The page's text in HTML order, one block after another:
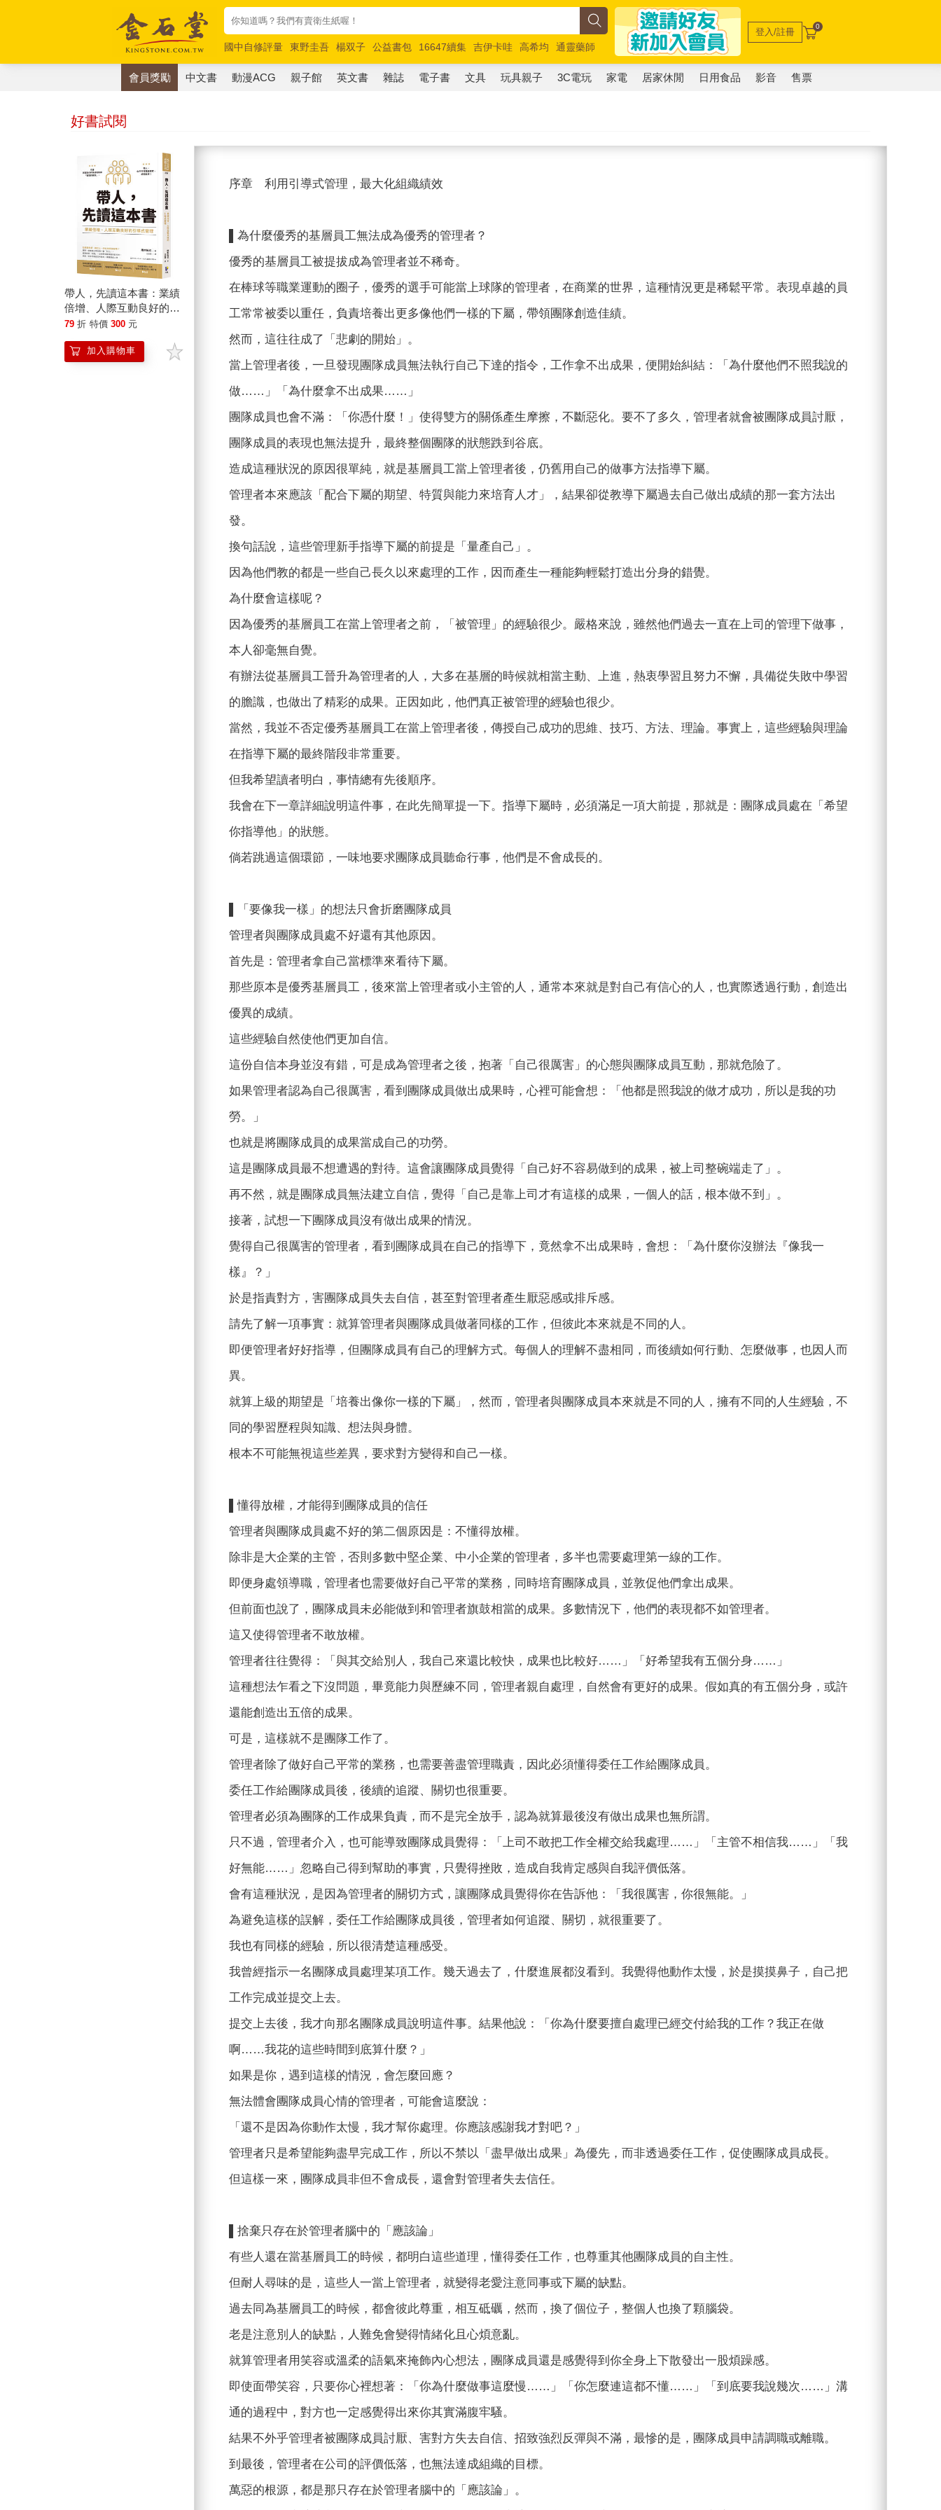
國中自修評量 東野圭吾 楊双子 公益書包 16647續集 吉伊卡哇 高希均
通靈藥師
唯紅花綻放
奧德賽 路邊攤新作 馬斯克 玩具總動員5 超慢跑
登入/註冊 0
會員獎勵 中文書 動漫ACG 親子館 英文書 雜誌 電子書 文具 玩具親子 3C電玩 家電 居家休閒 日用食品 影音 售票
好書試閱
帶人，先讀這本書：業績
倍增、人際互動良好的引
導式管理
79 折 特價 300 元
加入購物車
序章 利用引導式管理，最大化組織績效
▌為什麼優秀的基層員工無法成為優秀的管理者？
優秀的基層員工被提拔成為管理者並不稀奇。
在棒球等職業運動的圈子，優秀的選手可能當上球隊的管理者，在商業的世界，這種情況更是稀鬆平常。表現卓越的員
工常常被委以重任，負責培養出更多像他們一樣的下屬，帶領團隊創造佳績。
然而，這往往成了「悲劇的開始」。
當上管理者後，一旦發現團隊成員無法執行自己下達的指令，工作拿不出成果，便開始糾結：「為什麼他們不照我說的
做……」「為什麼拿不出成果……」
團隊成員也會不滿：「你憑什麼！」使得雙方的關係產生摩擦，不斷惡化。要不了多久，管理者就會被團隊成員討厭，
團隊成員的表現也無法提升，最終整個團隊的狀態跌到谷底。
造成這種狀況的原因很單純，就是基層員工當上管理者後，仍舊用自己的做事方法指導下屬。
管理者本來應該「配合下屬的期望、特質與能力來培育人才」，結果卻從教導下屬過去自己做出成績的那一套方法出
發。
換句話說，這些管理新手指導下屬的前提是「量產自己」。
因為他們教的都是一些自己長久以來處理的工作，因而產生一種能夠輕鬆打造出分身的錯覺。
為什麼會這樣呢？
因為優秀的基層員工在當上管理者之前，「被管理」的經驗很少。嚴格來說，雖然他們過去一直在上司的管理下做事，
本人卻毫無自覺。
有辦法從基層員工晉升為管理者的人，大多在基層的時候就相當主動、上進，熱衷學習且努力不懈，具備從失敗中學習
的膽識，也做出了精彩的成果。正因如此，他們真正被管理的經驗也很少。
當然，我並不否定優秀基層員工在當上管理者後，傳授自己成功的思維、技巧、方法、理論。事實上，這些經驗與理論
在指導下屬的最終階段非常重要。
但我希望讀者明白，事情總有先後順序。
我會在下一章詳細說明這件事，在此先簡單提一下。指導下屬時，必須滿足一項大前提，那就是：團隊成員處在「希望
你指導他」的狀態。
倘若跳過這個環節，一味地要求團隊成員聽命行事，他們是不會成長的。
▌「要像我一樣」的想法只會折磨團隊成員
管理者與團隊成員處不好還有其他原因。
首先是：管理者拿自己當標準來看待下屬。
那些原本是優秀基層員工，後來當上管理者或小主管的人，通常本來就是對自己有信心的人，也實際透過行動，創造出
優異的成績。
這些經驗自然使他們更加自信。
這份自信本身並沒有錯，可是成為管理者之後，抱著「自己很厲害」的心態與團隊成員互動，那就危險了。
如果管理者認為自己很厲害，看到團隊成員做出成果時，心裡可能會想：「他都是照我說的做才成功，所以是我的功
勞。」
也就是將團隊成員的成果當成自己的功勞。
這是團隊成員最不想遭遇的對待。這會讓團隊成員覺得「自己好不容易做到的成果，被上司整碗端走了」。
再不然，就是團隊成員無法建立自信，覺得「自己是靠上司才有這樣的成果，一個人的話，根本做不到」。
接著，試想一下團隊成員沒有做出成果的情況。
覺得自己很厲害的管理者，看到團隊成員在自己的指導下，竟然拿不出成果時，會想：「為什麼你沒辦法『像我一
樣』？」
於是指責對方，害團隊成員失去自信，甚至對管理者產生厭惡感或排斥感。
請先了解一項事實：就算管理者與團隊成員做著同樣的工作，但彼此本來就是不同的人。
即便管理者好好指導，但團隊成員有自己的理解方式。每個人的理解不盡相同，而後續如何行動、怎麼做事，也因人而
異。
就算上級的期望是「培養出像你一樣的下屬」，然而，管理者與團隊成員本來就是不同的人，擁有不同的人生經驗，不
同的學習歷程與知識、想法與身體。
根本不可能無視這些差異，要求對方變得和自己一樣。
▌懂得放權，才能得到團隊成員的信任
管理者與團隊成員處不好的第二個原因是：不懂得放權。
除非是大企業的主管，否則多數中堅企業、中小企業的管理者，多半也需要處理第一線的工作。
即便身處領導職，管理者也需要做好自己平常的業務，同時培育團隊成員，並敦促他們拿出成果。
但前面也說了，團隊成員未必能做到和管理者旗鼓相當的成果。多數情況下，他們的表現都不如管理者。
這又使得管理者不敢放權。
管理者往往覺得：「與其交給別人，我自己來還比較快，成果也比較好……」「好希望我有五個分身……」
這種想法乍看之下沒問題，畢竟能力與歷練不同，管理者親自處理，自然會有更好的成果。假如真的有五個分身，或許
還能創造出五倍的成果。
可是，這樣就不是團隊工作了。
管理者除了做好自己平常的業務，也需要善盡管理職責，因此必須懂得委任工作給團隊成員。
委任工作給團隊成員後，後續的追蹤、關切也很重要。
管理者必須為團隊的工作成果負責，而不是完全放手，認為就算最後沒有做出成果也無所謂。
只不過，管理者介入，也可能導致團隊成員覺得：「上司不敢把工作全權交給我處理……」「主管不相信我……」「我
好無能……」忽略自己得到幫助的事實，只覺得挫敗，造成自我肯定感與自我評價低落。
會有這種狀況，是因為管理者的關切方式，讓團隊成員覺得你在告訴他：「我很厲害，你很無能。」
為避免這樣的誤解，委任工作給團隊成員後，管理者如何追蹤、關切，就很重要了。
我也有同樣的經驗，所以很清楚這種感受。
我曾經指示一名團隊成員處理某項工作。幾天過去了，什麼進展都沒看到。我覺得他動作太慢，於是摸摸鼻子，自己把
工作完成並提交上去。
提交上去後，我才向那名團隊成員說明這件事。結果他說：「你為什麼要擅自處理已經交付給我的工作？我正在做
啊……我花的這些時間到底算什麼？」
如果是你，遇到這樣的情況，會怎麼回應？
無法體會團隊成員心情的管理者，可能會這麼說：
「還不是因為你動作太慢，我才幫你處理。你應該感謝我才對吧？」
管理者只是希望能夠盡早完成工作，所以不禁以「盡早做出成果」為優先，而非透過委任工作，促使團隊成員成長。
但這樣一來，團隊成員非但不會成長，還會對管理者失去信任。
▌捨棄只存在於管理者腦中的「應該論」
有些人還在當基層員工的時候，都明白這些道理，懂得委任工作，也尊重其他團隊成員的自主性。
但耐人尋味的是，這些人一當上管理者，就變得老愛注意同事或下屬的缺點。
過去同為基層員工的時候，都會彼此尊重，相互砥礪，然而，換了個位子，整個人也換了顆腦袋。
老是注意別人的缺點，人難免會變得情緒化且心煩意亂。
就算管理者用笑容或溫柔的語氣來掩飾內心想法，團隊成員還是感覺得到你全身上下散發出一股煩躁感。
即使面帶笑容，只要你心裡想著：「你為什麼做事這麼慢……」「你怎麼連這都不懂……」「到底要我說幾次……」溝
通的過程中，對方也一定感覺得出來你其實滿腹牢騷。
結果不外乎管理者被團隊成員討厭、害對方失去自信、招致強烈反彈與不滿，最慘的是，團隊成員申請調職或離職。
到最後，管理者在公司的評價低落，也無法達成組織的目標。
萬惡的根源，都是那只存在於管理者腦中的「應該論」。